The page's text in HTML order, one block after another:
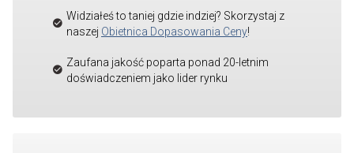
Widziałeś to taniej gdzie indziej? Skorzystaj z
naszej Obietnica Dopasowania Ceny!
Zaufana jakość poparta ponad 20-letnim
doświadczeniem jako lider rynku